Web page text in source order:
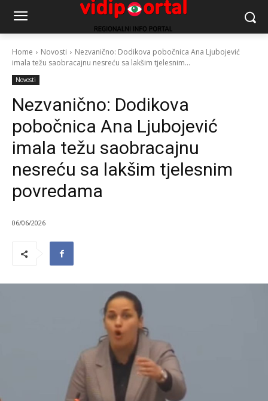
Home Novosti
Nezvanično: Dodikova pobočnica Ana Ljubojević
imala težu saobracajnu nesreću sa lakšim tjelesnim...
Novosti
Nezvanično: Dodikova
pobočnica Ana Ljubojević
imala težu saobracajnu
nesreću sa lakšim tjelesnim
povredama
06/06/2026